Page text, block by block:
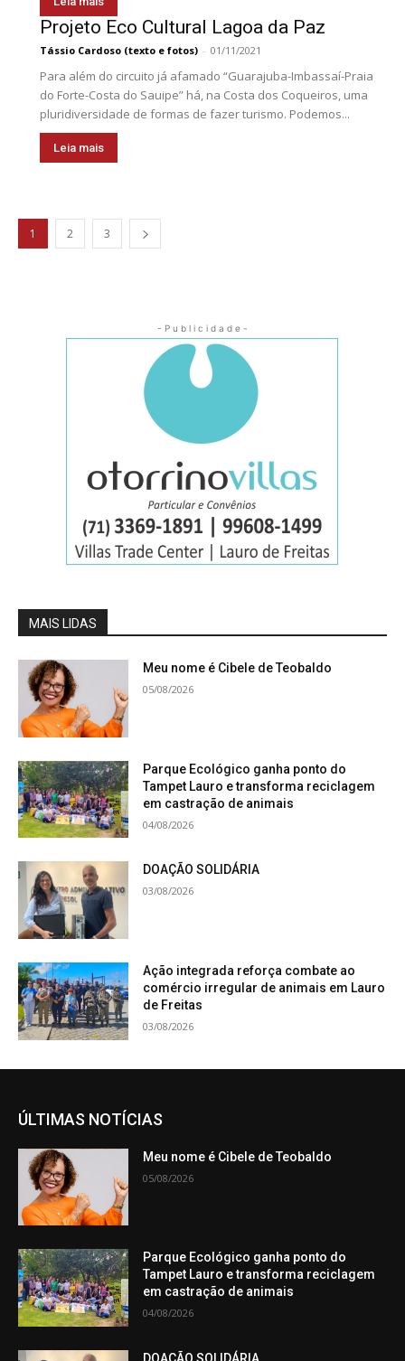
Projeto Eco Cultural Lagoa da Paz
Tássio Cardoso (texto e fotos) - 01/11/2021
Para além do circuito já afamado “Guarajuba-Imbassaí-Praia
do Forte-Costa do Sauipe” há, na Costa dos Coqueiros, uma
pluridiversidade de formas de fazer turismo. Podemos...
Leia mais
1 2 3
- P u b l i c i d a d e -
MAIS LIDAS
Meu nome é Cibele de Teobaldo
05/08/2026
Parque Ecológico ganha ponto do
Tampet Lauro e transforma reciclagem
em castração de animais
04/08/2026
DOAÇÃO SOLIDÁRIA
03/08/2026
Ação integrada reforça combate ao
comércio irregular de animais em Lauro
de Freitas
03/08/2026
ÚLTIMAS NOTÍCIAS
Meu nome é Cibele de Teobaldo
05/08/2026
Parque Ecológico ganha ponto do
Tampet Lauro e transforma reciclagem
em castração de animais
04/08/2026